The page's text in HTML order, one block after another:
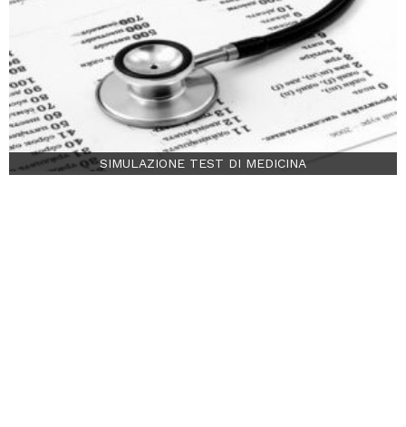
SIMULAZIONE TEST DI MEDICINA